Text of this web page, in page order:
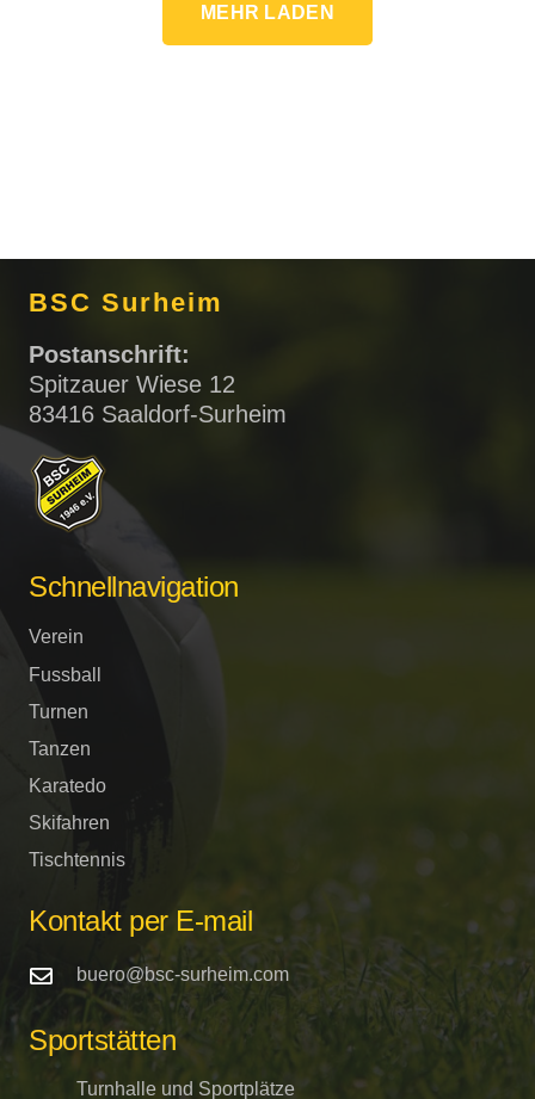
MEHR LADEN
BSC Surheim
Postanschrift:
Spitzauer Wiese 12
83416 Saaldorf-Surheim
Schnellnavigation
Verein
Fussball
Turnen
Tanzen
Karatedo
Skifahren
Tischtennis
Kontakt per E-mail
buero@bsc-surheim.com
Sportstätten
Turnhalle und Sportplätze